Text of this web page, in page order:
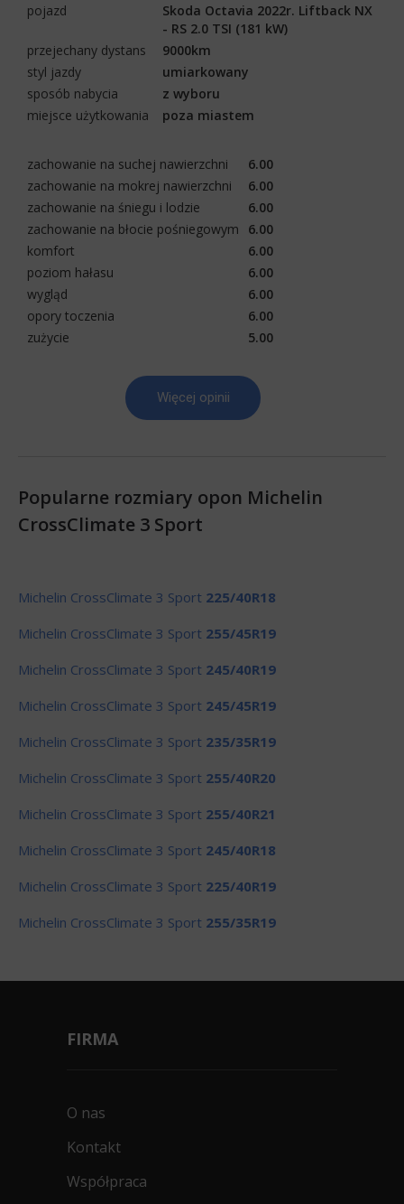
pojazd
Skoda Octavia 2022r. Liftback NX
- RS 2.0 TSI (181 kW)
przejechany dystans
9000km
styl jazdy
umiarkowany
sposób nabycia
z wyboru
miejsce użytkowania
poza miastem
zachowanie na suchej nawierzchni
6.00
zachowanie na mokrej nawierzchni
6.00
zachowanie na śniegu i lodzie
6.00
zachowanie na błocie pośniegowym
6.00
komfort
6.00
poziom hałasu
6.00
wygląd
6.00
opory toczenia
6.00
zużycie
5.00
Więcej opinii
Popularne rozmiary opon Michelin
CrossClimate 3 Sport
Michelin CrossClimate 3 Sport 225/40R18
Michelin CrossClimate 3 Sport 255/45R19
Michelin CrossClimate 3 Sport 245/40R19
Michelin CrossClimate 3 Sport 245/45R19
Michelin CrossClimate 3 Sport 235/35R19
Michelin CrossClimate 3 Sport 255/40R20
Michelin CrossClimate 3 Sport 255/40R21
Michelin CrossClimate 3 Sport 245/40R18
Michelin CrossClimate 3 Sport 225/40R19
Michelin CrossClimate 3 Sport 255/35R19
FIRMA
O nas
Kontakt
Współpraca